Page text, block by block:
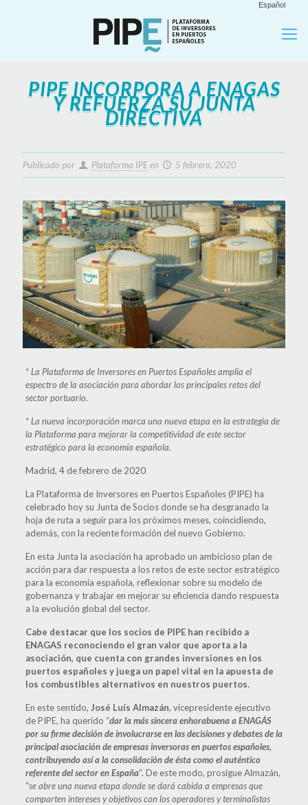
Español
PIPE INCORPORA A ENAGAS
Y REFUERZA SU JUNTA
DIRECTIVA
Publicado por Plataforma IPEen 5 febrero, 2020
*La Plataforma de Inversores en Puertos Españoles amplia el
espectro de la asociación para abordar los principales retos del
sector portuario.
*La nueva incorporación marca una nueva etapa en la estrategia de
la Plataforma para mejorar la competitividad de este sector
estratégico para la economía española.
Madrid, 4 de febrero de 2020
La Plataforma de Inversores en Puertos Españoles (PIPE) ha
celebrado hoy su Junta de Socios donde se ha desgranado la
hoja de ruta a seguir para los próximos meses, coincidiendo,
además, con la reciente formación del nuevo Gobierno.
En esta Junta la asociación ha aprobado un ambicioso plan de
acción para dar respuesta a los retos de este sector estratégico
para la economía española, reflexionar sobre su modelo de
gobernanza y trabajar en mejorar su eficiencia dando respuesta
a la evolución global del sector.
Cabe destacar que los socios de PIPE han recibido a
ENAGAS reconociendo el gran valor que aporta a la
asociación, que cuenta con grandes inversiones en los
puertos españoles y juega un papel vital en la apuesta de
los combustibles alternativos en nuestros puertos.
En este sentido, José Luís Almazán, vicepresidente ejecutivo
de PIPE, ha querido “dar la más sincera enhorabuena a ENAGÁS
por su firme decisión de involucrarse en las decisiones y debates de la
principal asociación de empresas inversoras en puertos españoles,
contribuyendo así a la consolidación deésta como el auténtico
referente del sector en España”. De este modo, prosigue Almazán,
“se abre una nueva etapa donde se dará cabida a empresas que
comparten intereses y objetivos con los operadores y terminalistas